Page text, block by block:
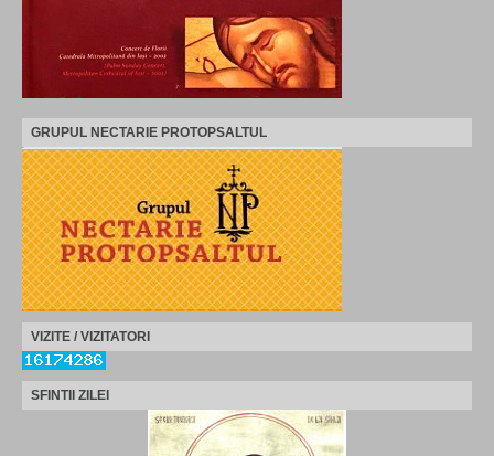
GRUPUL NECTARIE PROTOPSALTUL
VIZITE / VIZITATORI
SFINTII ZILEI